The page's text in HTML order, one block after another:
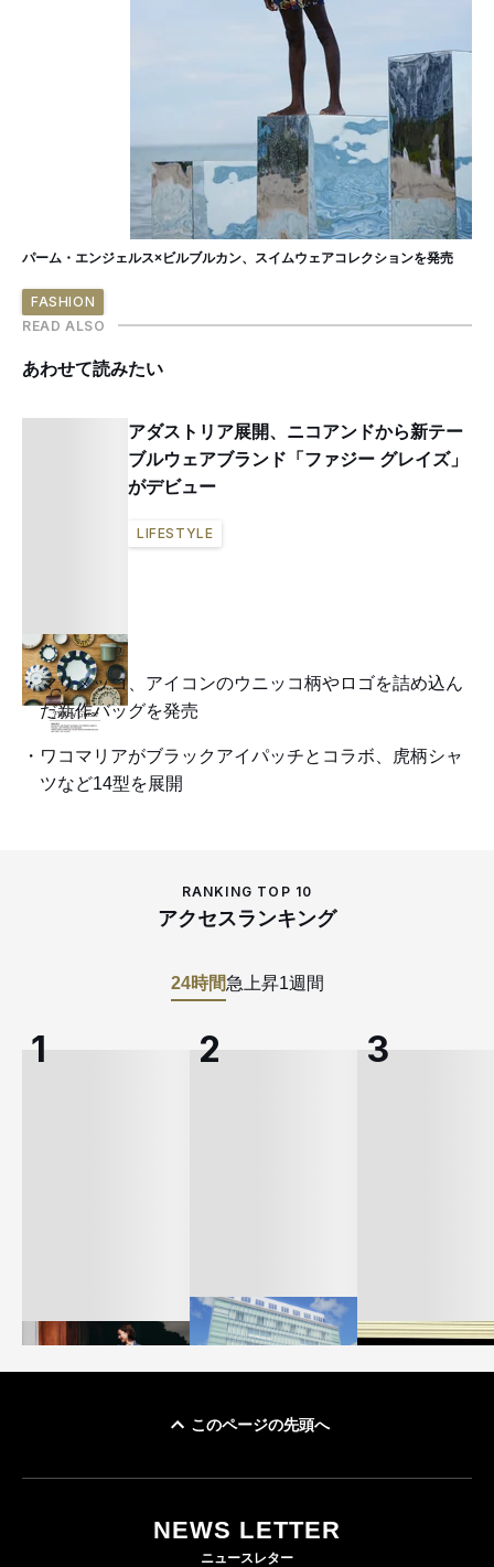
パーム・エンジェルス×ビルブルカン、スイムウェアコレクションを発売
FASHION
READ ALSO
あわせて読みたい
アダストリア展開、ニコアンドから新テー
ブルウェアブランド「ファジー グレイズ」
がデビュー
LIFESTYLE
マリメッコ、アイコンのウニッコ柄やロゴを詰め込ん
だ新作バッグを発売
ワコマリアがブラックアイパッチとコラボ、虎柄シャ
ツなど14型を展開
RANKING TOP 10
アクセスランキング
24時間急上昇1週間
ケットなど7型を発売
FASHION
このページの先頭へ
NEWS LETTER
ニュースレター